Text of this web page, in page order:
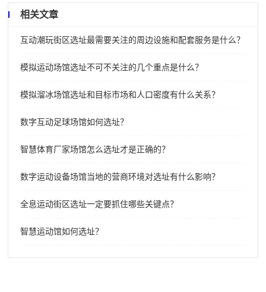
相关文章
互动潮玩街区选址最需要关注的周边设施和配套服务是什么？
模拟运动场馆选址不可不关注的几个重点是什么？
模拟溜冰场馆选址和目标市场和人口密度有什么关系？
数字互动足球场馆如何选址？
智慧体育厂家场馆怎么选址才是正确的？
数字运动设备场馆当地的营商环境对选址有什么影响？
全息运动街区选址一定要抓住哪些关键点？
智慧运动馆如何选址？